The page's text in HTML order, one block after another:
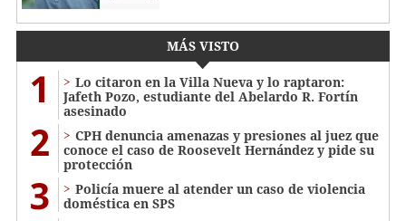
MÁS VISTO
1
Lo citaron en la Villa Nueva y lo raptaron:
Jafeth Pozo, estudiante del Abelardo R. Fortín
asesinado
2
CPH denuncia amenazas y presiones al juez que
conoce el caso de Roosevelt Hernández y pide su
protección
3
Policía muere al atender un caso de violencia
doméstica en SPS